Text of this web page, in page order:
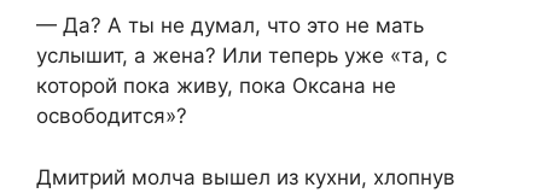
— Да? А ты не думал, что это не мать
услышит, а жена? Или теперь уже «та, с
которой пока живу, пока Оксана не
освободится»?
Дмитрий молча вышел из кухни, хлопнув